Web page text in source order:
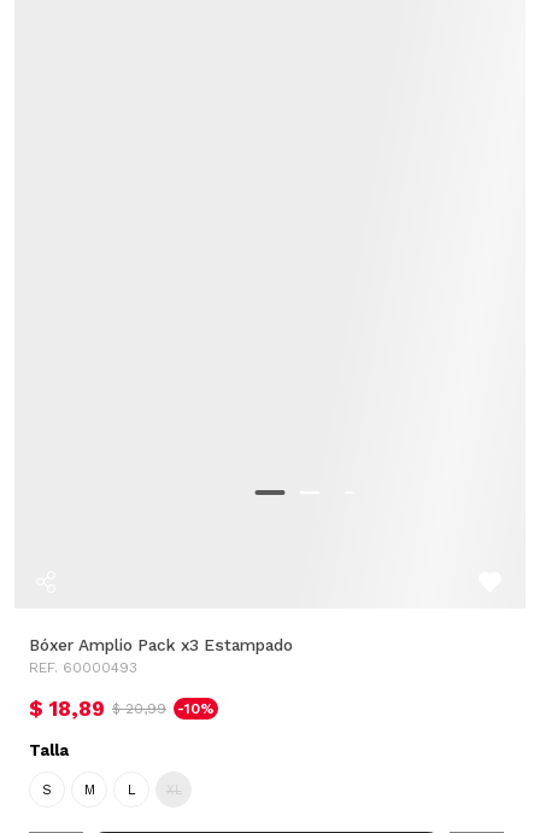
Bóxer Amplio Pack x3 Estampado
REF. 60000493
$ 18,89 $ 20,99 -10%
Talla
S M L XL